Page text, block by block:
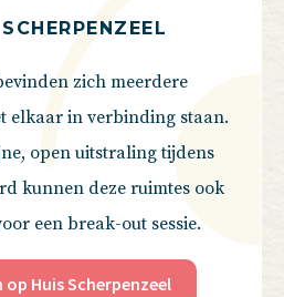
zich meerdere
elkaar in verbinding staan.
open uitstraling tijdens
kunnen deze ruimtes ook
een break-out sessie.
op Huis Scherpenzeel